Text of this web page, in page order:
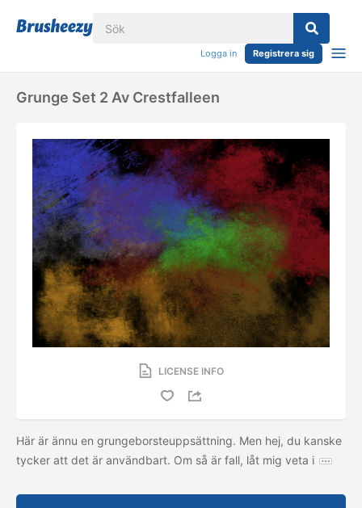
Logga in Registrera sig
Grunge Set 2 Av Crestfalleen
LICENSE INFO
Här är ännu en grungeborsteuppsättning. Men hej, du kanske
tycker att det är användbart. Om så är fall, låt mig veta i